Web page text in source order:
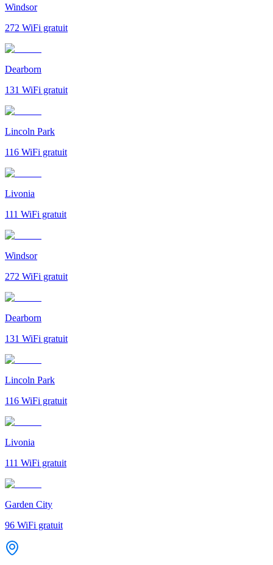
Windsor
272 WiFi gratuit
Dearborn
131 WiFi gratuit
Lincoln Park
116 WiFi gratuit
Livonia
111 WiFi gratuit
Windsor
272 WiFi gratuit
Dearborn
131 WiFi gratuit
Lincoln Park
116 WiFi gratuit
Livonia
111 WiFi gratuit
Garden City
96 WiFi gratuit